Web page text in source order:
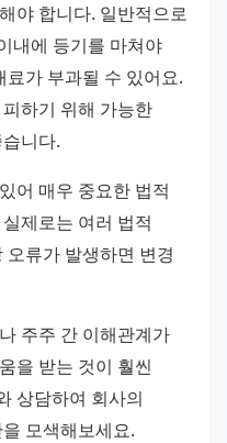
야 합니다. 일반적으로
내에 등기를 마쳐야
가 부과될 수 있어요.
하기 위해 가능한
니다.
어 매우 중요한 법적
제로는 여러 법적
류가 발생하면 변경
주주 간 이해관계가
을 받는 것이 훨씬
상담하여 회사의
모색해보세요.